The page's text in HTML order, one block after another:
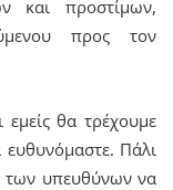
και προστίμων,
προς τον
θα τρέχουμε
ευθυνόμαστε. Πάλι
των υπευθύνων να